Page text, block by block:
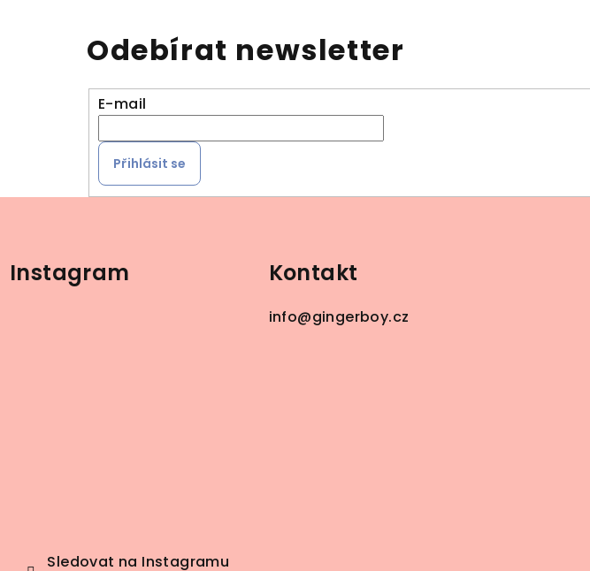
Odebírat newsletter
E-mail
Přihlásit se
Instagram
Sledovat na Instagramu
Kontakt
info@gingerboy.cz